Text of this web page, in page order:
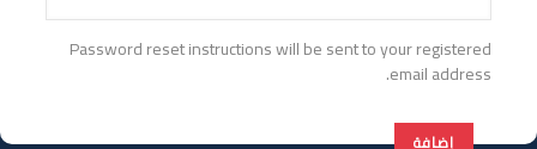
Password reset instructions will be sent to your registered
email address.